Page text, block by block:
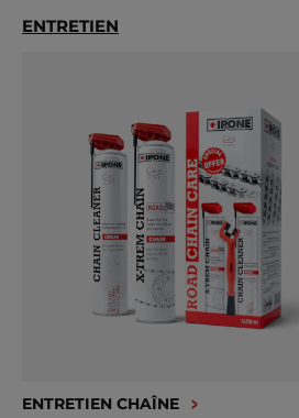
ENTRETIEN
ENTRETIEN CHAÎNE